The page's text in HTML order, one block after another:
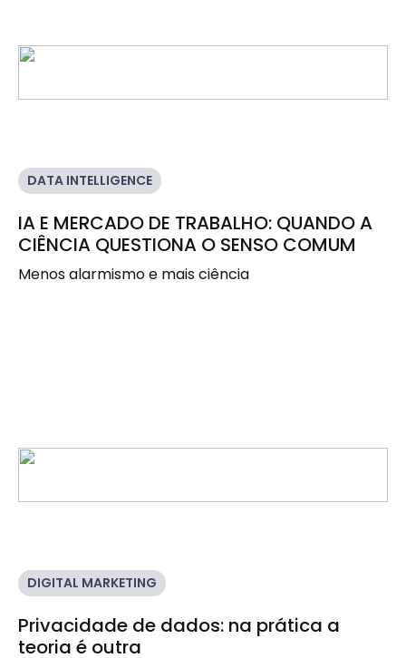
DATA INTELLIGENCE
IA E MERCADO DE TRABALHO: QUANDO A
CIÊNCIA QUESTIONA O SENSO COMUM
Menos alarmismo e mais ciência
DIGITAL MARKETING
Privacidade de dados: na prática a
teoria é outra